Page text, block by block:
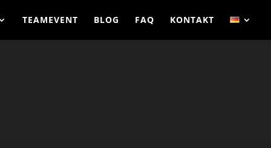
TEAMEVENT BLOG FAQ KONTAKT